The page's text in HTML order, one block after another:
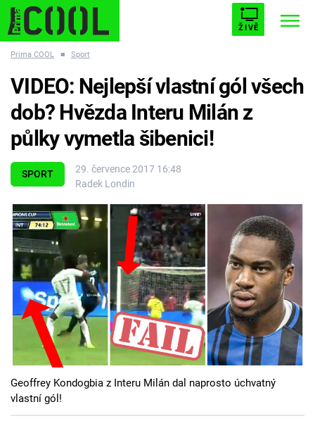
ŽIVĚ
ESCAPE PLNEJ KOTEL AVENGERS 5
Témata
Filmy
Seriály
Hry
Cool Esport
Pořady
TV Program
Prima COOL ■ Sport
SPORT
29. července 2017 16:48
Radek Londin
VIDEO: Nejlepší vlastní gól všech
dob? Hvězda Interu Milán z
půlky vymetla šibenici!
Geoffrey Kondogbia z Interu Milán dal naprosto úchvatný
vlastní gól!